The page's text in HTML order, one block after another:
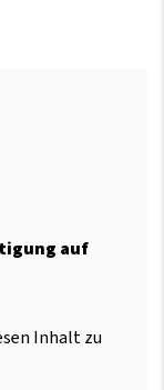
auf
Inhalt zu